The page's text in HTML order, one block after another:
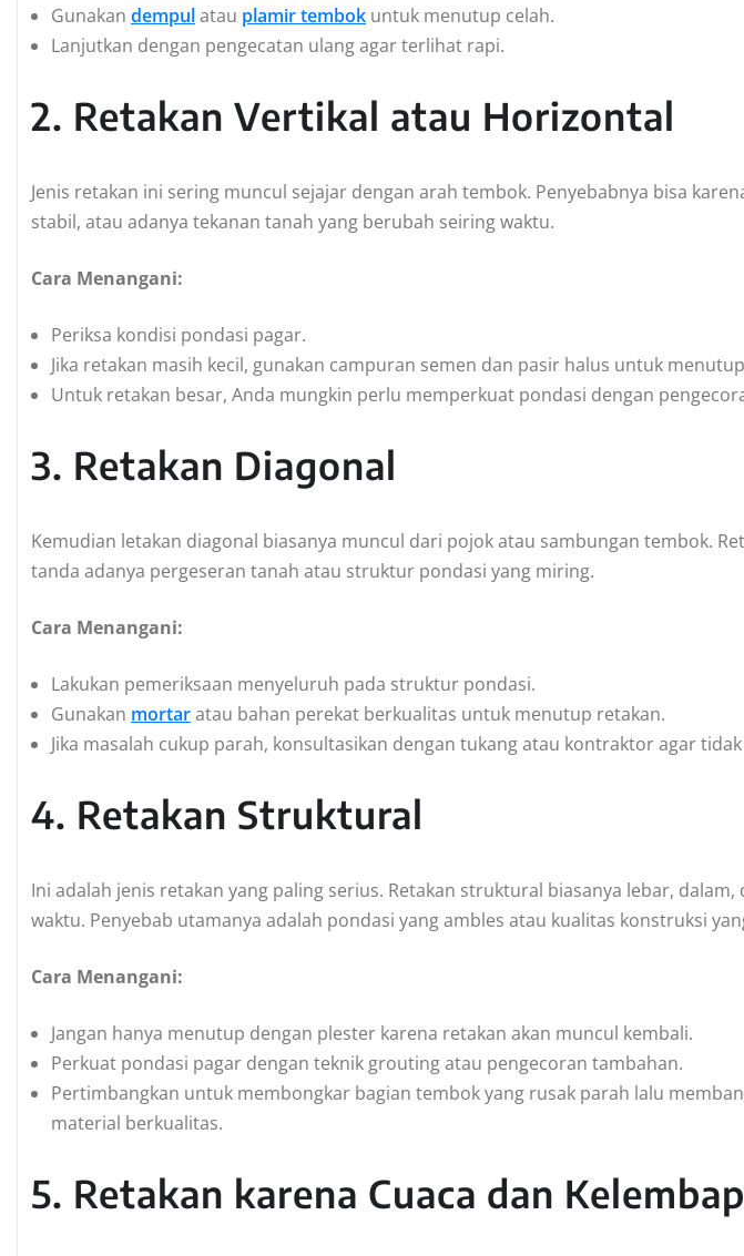
Gunakan dempulatau plamir tembok untuk menutup celah.
Lanjutkan dengan pengecatan ulang agar terlihat rapi.
2. Retakan Vertikal atau Horizontal
Jenis retakan ini sering muncul sejajar dengan arah tembok. Penyebabnya bisa
stabil, atau adanya tekanan tanah yang berubah seiring waktu.
Cara Menangani:
Periksa kondisi pondasi pagar.
Jika retakan masih kecil, gunakan campuran semen dan pasir halus untuk
Untuk retakan besar, Anda mungkin perlu memperkuat pondasi dengan
3. Retakan Diagonal
Kemudian letakan diagonal biasanya muncul dari pojok atau sambungan tembok.
tanda adanya pergeseran tanah atau struktur pondasi yang miring.
Cara Menangani:
Lakukan pemeriksaan menyeluruh pada struktur pondasi.
Gunakan mortaratau bahan perekat berkualitas untuk menutup retakan.
Jika masalah cukup parah, konsultasikan dengan tukang atau kontraktor agar
4. Retakan Struktural
Ini adalah jenis retakan yang paling serius. Retakan struktural biasanya lebar,
waktu. Penyebab utamanya adalah pondasi yang ambles atau kualitas konstruksi
Cara Menangani:
Jangan hanya menutup dengan plester karena retakan akan muncul kembali.
Perkuat pondasi pagar dengan teknik grouting atau pengecoran tambahan.
Pertimbangkan untuk membongkar bagian tembok yang rusak parah lalu
material berkualitas.
5. Retakan karena Cuaca dan